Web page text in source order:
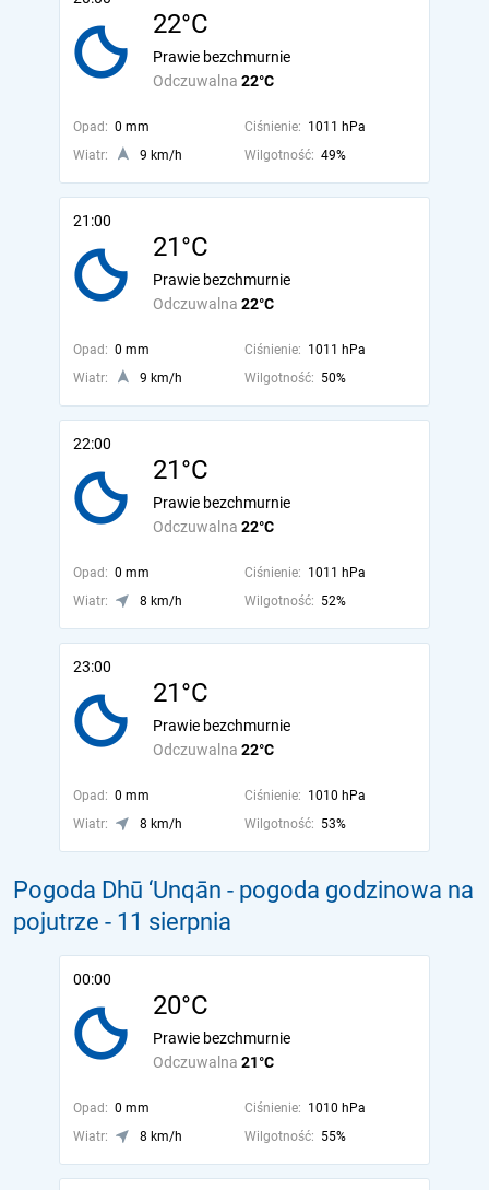
22°C
Odczuwalna 22°C
Prawie bezchmurnie
Opad: 0 mm Ciśnienie: 1011 hPa
Wiatr:
9 km/h Wilgotność: 49%
21:00
21°C
Odczuwalna 22°C
Prawie bezchmurnie
Opad: 0 mm Ciśnienie: 1011 hPa
Wiatr:
9 km/h Wilgotność: 50%
22:00
21°C
Odczuwalna 22°C
Prawie bezchmurnie
Opad: 0 mm Ciśnienie: 1011 hPa
Wiatr:
8 km/h Wilgotność: 52%
23:00
21°C
Odczuwalna 22°C
Prawie bezchmurnie
Opad: 0 mm Ciśnienie: 1010 hPa
Wiatr:
8 km/h Wilgotność: 53%
Pogoda Dhū ‘Unqān - pogoda godzinowa na
pojutrze - 11 sierpnia
00:00
20°C
Odczuwalna 21°C
Prawie bezchmurnie
Opad: 0 mm Ciśnienie: 1010 hPa
Wiatr:
8 km/h Wilgotność: 55%